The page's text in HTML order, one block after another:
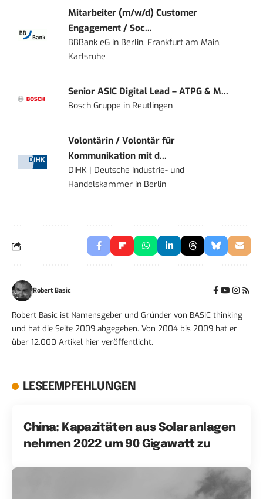
Mitarbeiter (m/w/d) Customer
Engagement / Soc...
BBBank eG in Berlin, Frankfurt am Main,
Karlsruhe
Senior ASIC Digital Lead – ATPG & M...
Bosch Gruppe in Reutlingen
Volontärin / Volontär für
Kommunikation mit d...
DIHK | Deutsche Industrie- und
Handelskammer in Berlin
Robert Basic
Robert Basic ist Namensgeber und Gründer von BASIC thinking
und hat die Seite 2009 abgegeben. Von 2004 bis 2009 hat er
über 12.000 Artikel hier veröffentlicht.
LESEEMPFEHLUNGEN
China: Kapazitäten aus Solaranlagen
nehmen 2022 um 90 Gigawatt zu